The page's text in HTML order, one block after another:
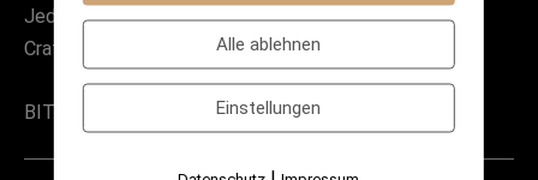
Jeden Mittwoch und Donnerstag (19-21h):
Craftbiertasting
BITTE VORHER ANMELDEN!
Alle ablehnen
Einstellungen